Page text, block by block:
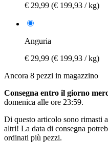
€ 29,99 (€ 199,93 / kg)
Anguria
€ 29,99 (€ 199,93 / kg)
Ancora 8 pezzi in magazzino
Consegna entro il giorno
domenica alle ore 23:59.
Di questo articolo sono rimasti
altri! La data di consegna
ordinati più pezzi.